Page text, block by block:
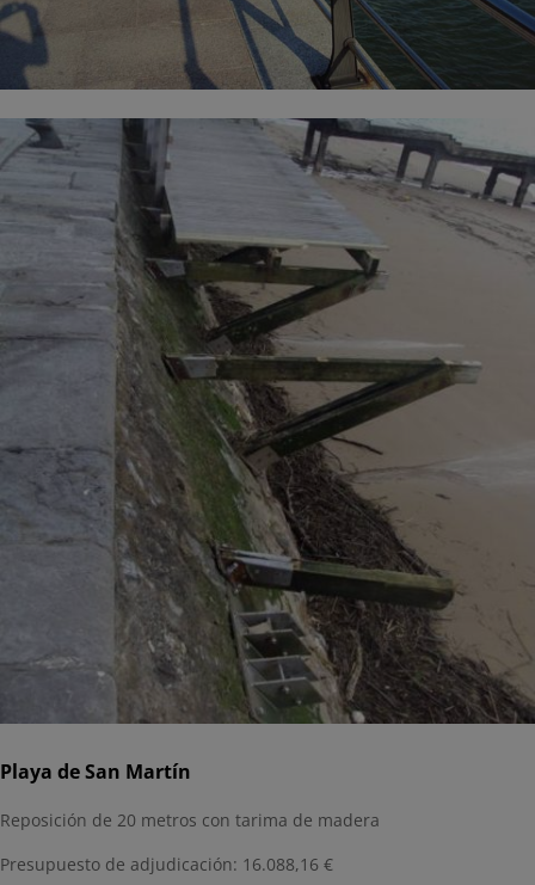
Playa de San Martín
Reposición de 20 metros con tarima de madera
Presupuesto de adjudicación: 16.088,16 €